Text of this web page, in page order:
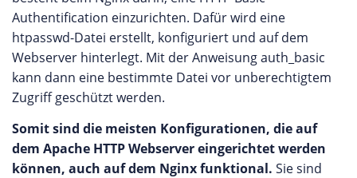
Authentification einzurichten. Dafür wird eine
htpasswd-Datei erstellt, konfiguriert und auf dem
Webserver hinterlegt. Mit der Anweisung auth_basic
kann dann eine bestimmte Datei vor unberechtigtem
Zugriff geschützt werden.
Somit sind die meisten Konfigurationen, die auf
dem Apache HTTP Webserver eingerichtet werden
können, auch auf dem Nginx funktional. Sie sind